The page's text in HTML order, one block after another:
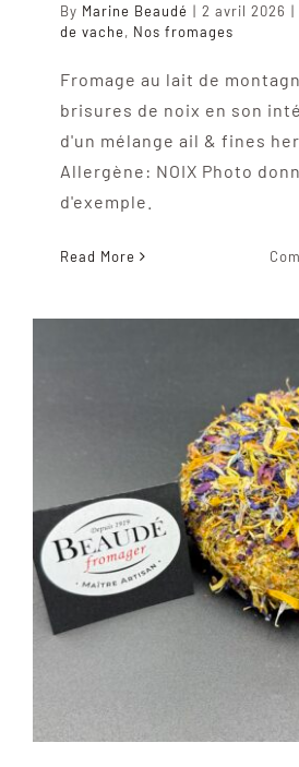
By Marine Beaudé | 2 avril 2026 |
de vache, Nos fromages
Fromage au lait de
brisures de noix en son
d'un mélange ail & fines
Allergène: NOIX Photo
d'exemple.
Read More